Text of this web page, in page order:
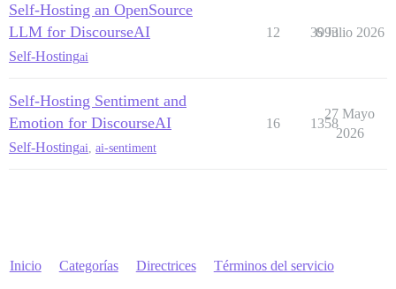
Self-Hosting an OpenSource
LLM for DiscourseAI
Self-Hostingai
12 3993
6 Julio 2026
Self-Hosting Sentiment and
Emotion for DiscourseAI
Self-Hostingai ai-sentiment
16 1358
27 Mayo
2026
Inicio Categorías Directrices Términos del servicio